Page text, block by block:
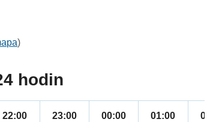
)
hodin
22:00 23:00 00:00 01:00 02:00